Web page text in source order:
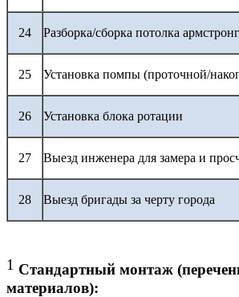
24 Разборка/сборка потолка
25 Установка помпы (проточной/
26 Установка блока ротации
27 Выезд инженера для замера и
28 Выезд бригады за черту города
1 Стандартный монтаж
материалов):